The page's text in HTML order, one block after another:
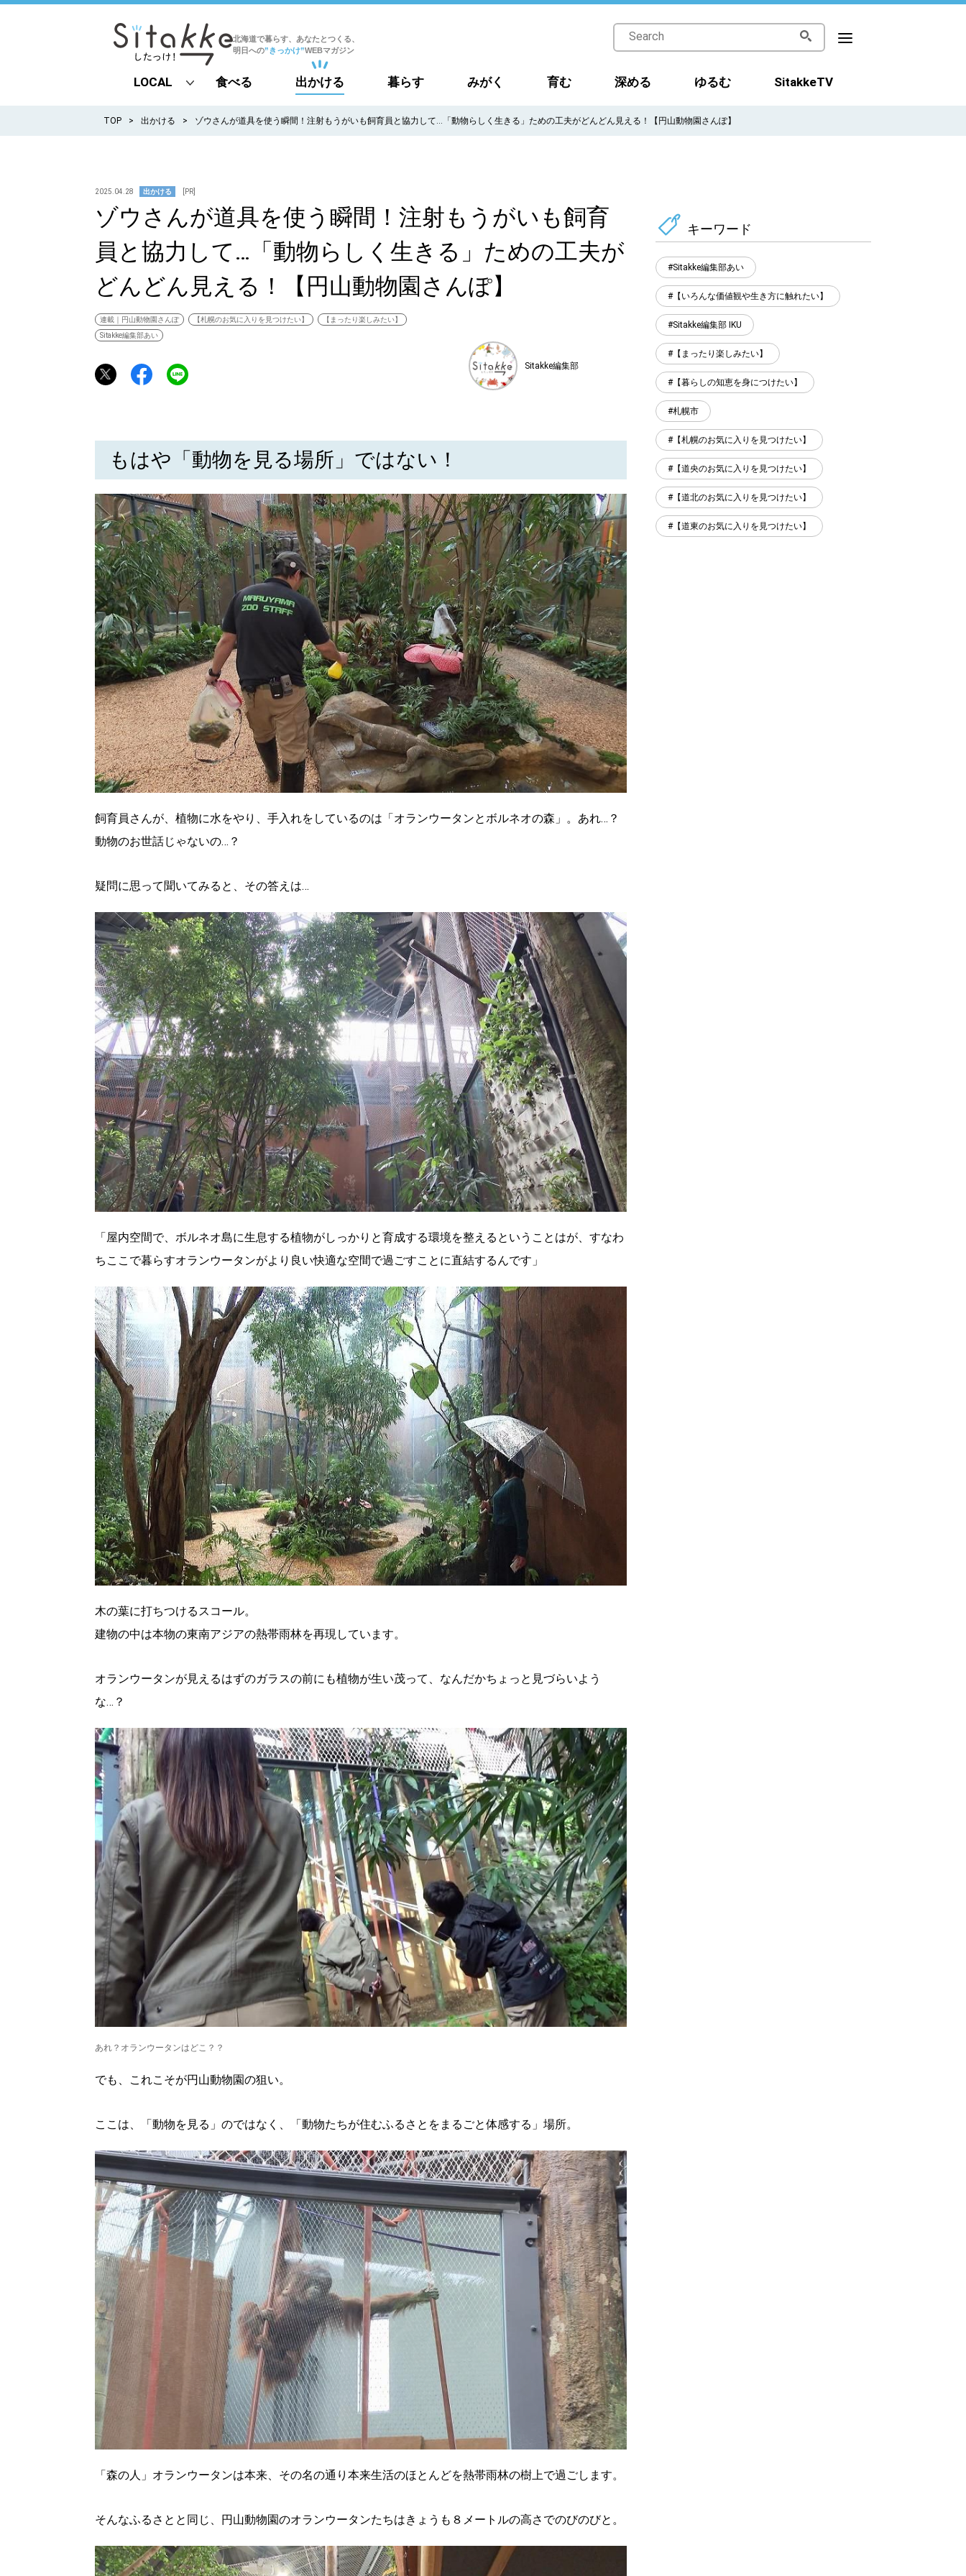
北海道で暮らす、あなたとつくる、
明日への”きっかけ”WEBマガジン
北海道で暮らす、あなたとつくる、
明日への”きっかけ”WEBマガジン
パートナーメディア Sitakkeパートナー
閉じる
SEARCH
検索する
CATEGORY
カテゴリー
LOCAL
ローカルエリア
【札幌のお気に入りを見つけたい】
【道北のお気に入りを見つけたい】
LOCAL
all
道北
道南
道東
道央
食べる 出かける 暮らす みがく 育む 深める ゆるむ SitakkeTV
TOP 出かける ゾウさんが道具を使う瞬間！注射もうがいも飼育員と協力して…「動物らしく生きる」ための工夫がどんどん見える！【円山動物園さんぽ】
2025.04.28 出かける [PR]
ゾウさんが道具を使う瞬間！注射もうがいも飼育
員と協力して…「動物らしく生きる」ための工夫が
どんどん見える！【円山動物園さんぽ】
連載｜円山動物園さんぽ 【札幌のお気に入りを見つけたい】
【まったり楽しみたい】
Sitakke編集部あい
Sitakke編集部
もはや「動物を見る場所」ではない！
飼育員さんが、植物に水をやり、手入れをしているのは「オランウータンとボルネオの森」。あれ…？
動物のお世話じゃないの…？
疑問に思って聞いてみると、その答えは…
「屋内空間で、ボルネオ島に生息する植物がしっかりと育成する環境を整えるということはが、すなわ
ちここで暮らすオランウータンがより良い快適な空間で過ごすことに直結するんです」
木の葉に打ちつけるスコール。
建物の中は本物の東南アジアの熱帯雨林を再現しています。
オランウータンが見えるはずのガラスの前にも植物が生い茂って、なんだかちょっと見づらいよう
な…？
あれ？オランウータンはどこ？？
でも、これこそが円山動物園の狙い。
ここは、「動物を見る」のではなく、「動物たちが住むふるさとをまるごと体感する」場所。
「森の人」オランウータンは本来、その名の通り本来生活のほとんどを熱帯雨林の樹上で過ごします。
そんなふるさとと同じ、円山動物園のオランウータンたちはきょうも８メートルの高さでのびのびと。
キーワード
Sitakke編集部あい
【いろんな価値観や生き方に触れたい】
Sitakke編集部 IKU
【まったり楽しみたい】
【暮らしの知恵を身につけたい】
札幌市
【札幌のお気に入りを見つけたい】
【道央のお気に入りを見つけたい】
【道北のお気に入りを見つけたい】
【道東のお気に入りを見つけたい】